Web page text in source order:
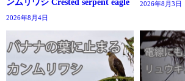
ンムリワシ Crested serpent eagle
2026年8月4日
2026年8月3日